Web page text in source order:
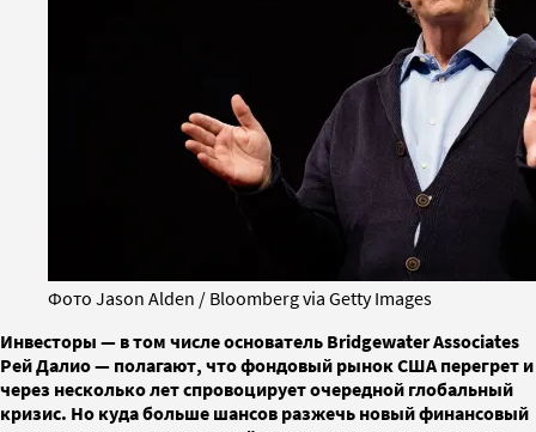
Фото Jason Alden / Bloomberg via Getty Images
Инвесторы — в том числе основатель Bridgewater Associates
Рей Далио — полагают, что фондовый рынок США перегрет и
через несколько лет спровоцирует очередной глобальный
кризис. Но куда больше шансов разжечь новый финансовый